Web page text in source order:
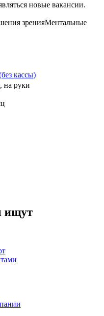
новые вакансии.
зренияМентальные
кассы)
на руки
ищут